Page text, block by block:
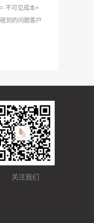
不可见成本+
到的问题客户
关注我们